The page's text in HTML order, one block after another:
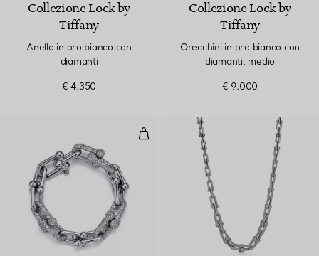
Collezione Lock by
Tiffany
Anello in oro bianco con
diamanti
€ 4.350
Collezione Lock by
Tiffany
Orecchini in oro bianco con
diamanti, medio
€ 9.000
Bracciale a maglie grandi in oro